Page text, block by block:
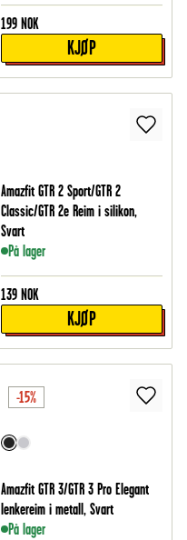
199 NOK
KJØP
Amazfit GTR 2 Sport/GTR 2
Classic/GTR 2e Reim i silikon,
Svart
På lager
139 NOK
KJØP
-15%
Amazfit GTR 3/GTR 3 Pro Elegant
lenkereim i metall, Svart
På lager